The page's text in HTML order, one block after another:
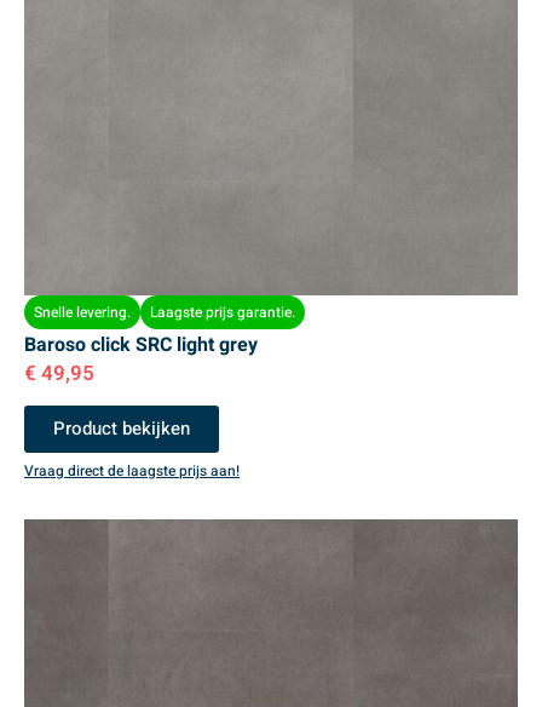
Snelle levering. Laagste prijs garantie.
Baroso click SRC light grey
€ 49,95
Product bekijken
Vraag direct de laagste prijs aan!